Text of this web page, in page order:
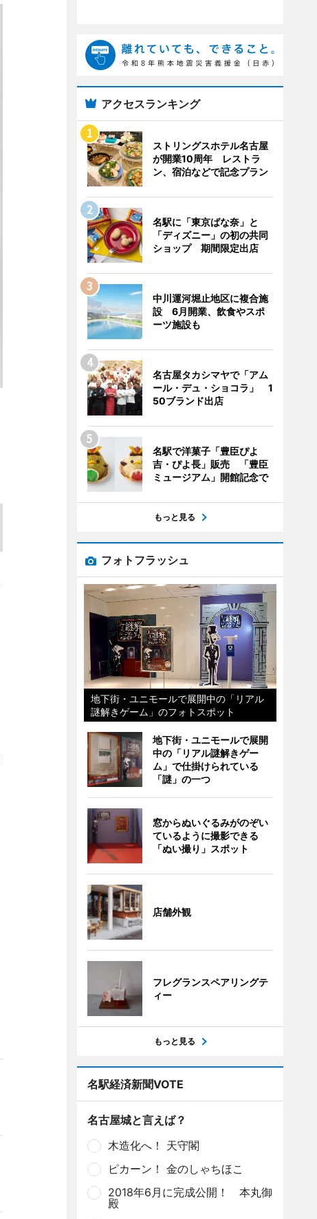
アクセスランキング
ストリングスホテル名古屋
が開業10周年 レストラ
ン、宿泊などで記念プラン
名駅に「東京ばな奈」と
「ディズニー」の初の共同
ショップ 期間限定出店
中川運河堀止地区に複合施
設 6月開業、飲食やスポ
ーツ施設も
名古屋タカシマヤで「アム
ール・デュ・ショコラ」 1
50ブランド出店
名駅で洋菓子「豊臣ぴよ
吉・ぴよ長」販売 「豊臣
ミュージアム」開館記念で
もっと見る
フォトフラッシュ
地下街・ユニモールで展開中の「リアル
謎解きゲーム」のフォトスポット
地下街・ユニモールで展開
中の「リアル謎解きゲー
ム」で仕掛けられている
「謎」の一つ
窓からぬいぐるみがのぞい
ているように撮影できる
「ぬい撮り」スポット
店舗外観
フレグランスペアリングテ
ィー
もっと見る
名駅経済新聞VOTE
名古屋城と言えば？
木造化へ！ 天守閣
ピカーン！ 金のしゃちほこ
2018年6月に完成公開！ 本丸御
殿